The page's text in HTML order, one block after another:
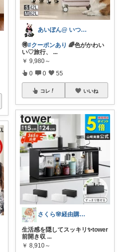
あいぼん@ いつもありがとう！
🉐#クーポンあり 🌈色がかわい
い♡旅行、
...
￥ 9,980～
0 0 55
コレ いいね
さくら🌸経由購入ありがとう😊
生活感を隠してスッキリ✨tower
前開き収 ...
￥ 8,910～